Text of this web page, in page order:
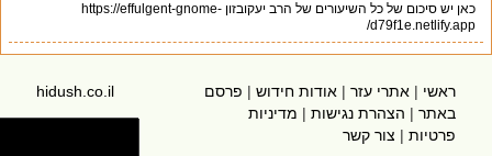
כאן יש סיכום של כל השיעורים של הרב יעקובזון https://effulgent-gnome-
d79f1e.netlify.app/
ראשי | אתרי עזר | אודות חידוש | פרסם
באתר | הצהרת נגישות | מדיניות
פרטיות | צור קשר
hidush.co.il